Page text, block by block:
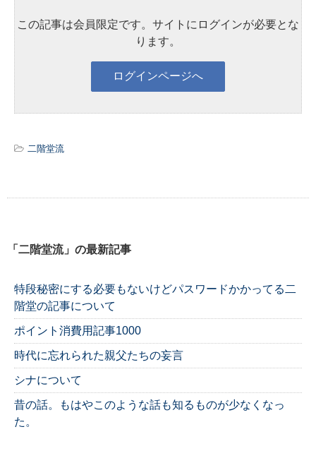
この記事は会員限定です。サイトにログインが必要とな
ります。
二階堂流
「二階堂流」の最新記事
特段秘密にする必要もないけどパスワードかかってる二
階堂の記事について
ポイント消費用記事1000
時代に忘れられた親父たちの妄言
シナについて
昔の話。もはやこのような話も知るものが少なくなっ
た。